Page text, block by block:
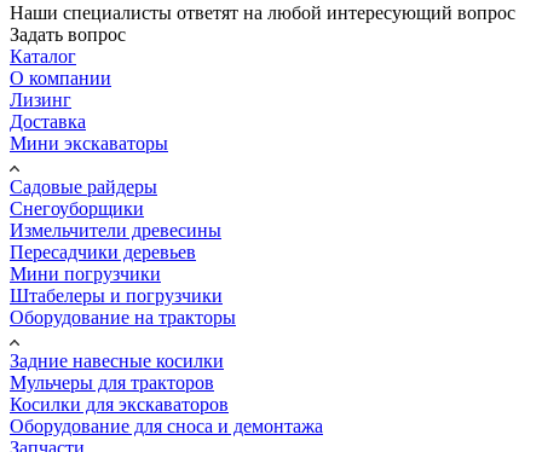
Наши специалисты ответят на любой интересующий вопрос
Задать вопрос
Каталог
О компании
Лизинг
Доставка
Мини экскаваторы
Садовые райдеры
Снегоуборщики
Измельчители древесины
Пересадчики деревьев
Мини погрузчики
Штабелеры и погрузчики
Оборудование на тракторы
Задние навесные косилки
Мульчеры для тракторов
Косилки для экскаваторов
Оборудование для сноса и демонтажа
Запчасти